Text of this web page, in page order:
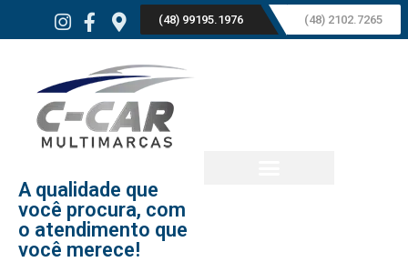
(48) 99195.1976 (48) 2102.7265
A qualidade que
você procura, com
o atendimento que
você merece!